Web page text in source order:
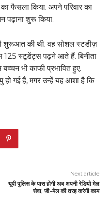
का फैसला किया. अपने परिवार का
पढ़ाना शुरू किया.
शुरूआत की थी. वह सोशल स्टडीज़
स्टूडेंट्स पढ़ने आते हैं. बिनीता
भी काफी प्रभावित हुए.
हो गई हैं, मगर उन्हें यह आशा है कि
Next article
यूपी पुलिस के पास होगी अब अपनी रेडियो मेल
सेवा, जी-मेल की तरह करेगी काम